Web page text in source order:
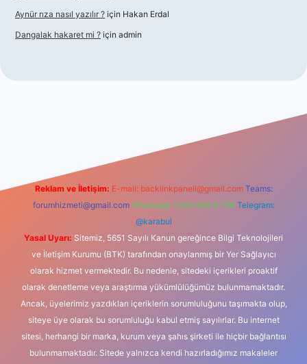
Aynür rıza nasıl yazılır ? için Hakan Erdal
Dangalak hakaret mi ? için admin
Reklam ve İletişim: E-mail: backlinkpaneli@gmail.com Teams:
forumhizmeti@gmail.com Whatsapp: 0262 606 0 726 Telegram:
@karabul
Yasal Uyarı: Sitemiz, 5651 Sayılı Kanun gereğince Bilgi Teknolojileri
ve İletişim Kurumu (BTK) tarafından onaylanmış bir Yer Sağlayıcı
olarak hizmet vermektedir. Bu nedenle, sitedeki içerikleri proaktif
olarak denetleme veya araştırma yükümlülüğümüz bulunmamaktadır.
Ancak, üyelerimiz yazdıkları içeriklerin sorumluluğunu taşımakta olup,
siteye üye olarak bu sorumluluğu kabul etmiş sayılırlar. Bu internet
sitesi, herhangi bir marka, kurum veya şahıs şirketi ile hiçbir bağlantısı
bulunmamaktadır. Sitede yalnızca kendi hazırladığımız makaleler